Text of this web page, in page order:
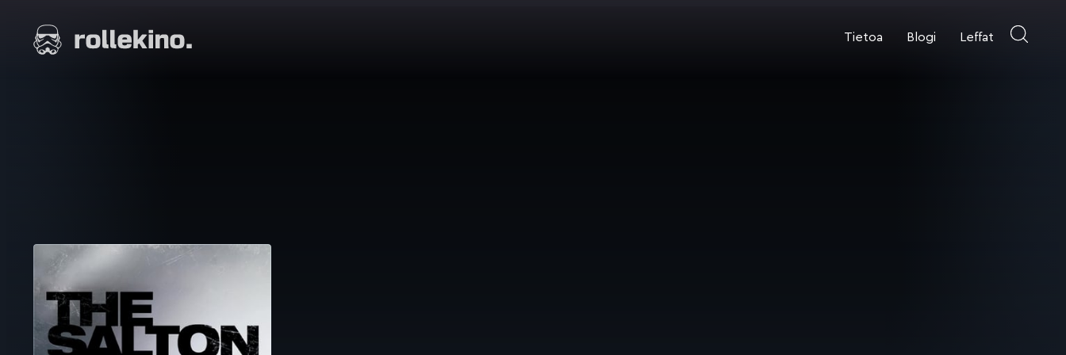
suoraan
sisältöön
Elokuvat ja elokuva-arviot | Rollekino.fi
Tietoa Blogi Leffat